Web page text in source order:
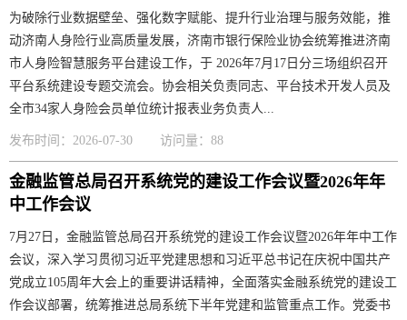
为破除行业数据壁垒、强化数字赋能、提升行业治理与服务效能，推
动济南人身险行业高质量发展，济南市银行保险业协会统筹推进济南
市人身险智慧服务平台建设工作，于 2026年7月17日分三场组织召开
平台系统建设专题交流会。协会相关负责同志、平台技术开发人员及
全市34家人身险会员单位统计报表业务负责人...
发布时间：2026-07-30 访问量：88
金融监管总局召开系统党的建设工作会议暨2026年年
中工作会议
7月27日，金融监管总局召开系统党的建设工作会议暨2026年年中工作
会议，深入学习贯彻习近平党建思想和习近平总书记在庆祝中国共产
党成立105周年大会上的重要讲话精神，全面落实金融系统党的建设工
作会议部署，统筹推进总局系统下半年党建和监管重点工作。党委书